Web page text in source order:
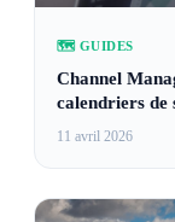
🗺️ GUIDES
Channel
calendriers de
11 avril 2026